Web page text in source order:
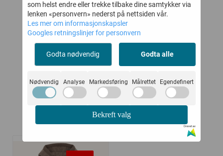
JOHA LEGGINGS
COLOURFULL MOSS
MELANGE
Kjøp
LILLELAM
SPARKEDRESS ULL
MELLOMBLÅ
Kjøp
Relaterte produkter
som helst endre eller trekke tilbake dine samtykker via
lenken «personvern» nederst på nettsiden vår.
Les mer om informasjonskapsler
Googles retningslinjer for personvern
Godta nødvendig Godta alle
Nødvendig Analyse Markedsføring Målrettet Egendefinert
Bekreft valg
Drevet av